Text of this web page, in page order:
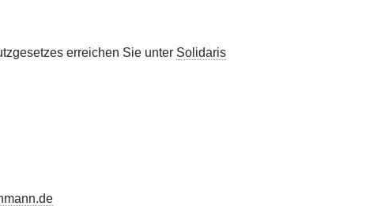
erreichen Sie unter Solidaris